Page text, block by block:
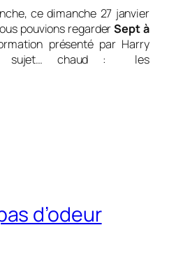
ce dimanche 27 janvier
pouvions regarderSept à
présenté par Harry
sujet… chaud : les
d’odeur